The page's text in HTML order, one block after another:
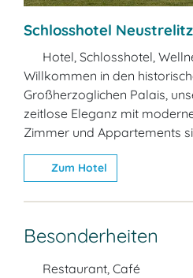
Schlosshotel Neustrelitz
Hotel, Schlosshotel,
Willkommen in den
Großherzoglichen Palais,
zeitlose Eleganz mit
Zimmer und Appartements
Zum Hotel
Besonderheiten
Restaurant, Café